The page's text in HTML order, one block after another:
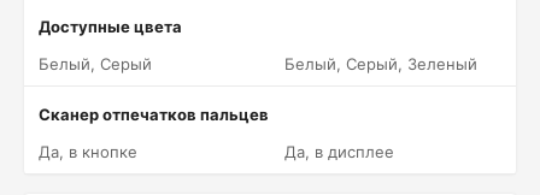
Доступные цвета
Белый, Серый
Белый, Серый, Зеленый
Сканер отпечатков пальцев
Да, в кнопке
Да, в дисплее